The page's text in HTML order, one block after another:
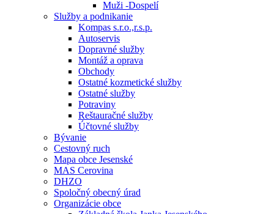
Muži -Dospelí
Služby a podnikanie
Kompas s.r.o.,r.s.p.
Autoservis
Dopravné služby
Montáž a oprava
Obchody
Ostatné kozmetické služby
Ostatné služby
Potraviny
Reštauračné služby
Účtovné služby
Bývanie
Cestovný ruch
Mapa obce Jesenské
MAS Cerovina
DHZO
Spoločný obecný úrad
Organizácie obce